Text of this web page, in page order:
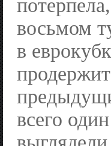
восьмом
в
всего